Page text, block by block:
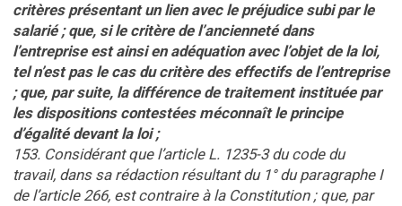
critères présentant un lien avec le préjudice subi par le
salarié ; que, si le critère de l’ancienneté dans
l’entreprise est ainsi en adéquation avec l’objet de la loi,
tel n’est pas le cas du critère des effectifs de l’entreprise
; que, par suite, la différence de traitement instituée par
les dispositions contestées méconnaît le principe
d’égalité devant la loi ;
153. Considérant que l’article L. 1235-3 du code du
travail, dans sa rédaction résultant du 1° du paragraphe I
de l’article 266, est contraire à la Constitution ; que, par